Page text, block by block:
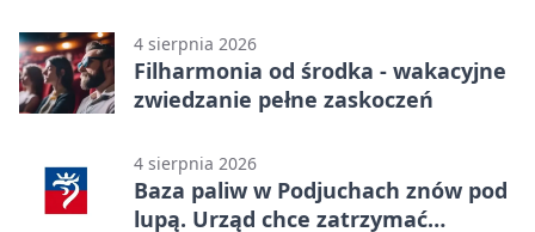
4 sierpnia 2026
Filharmonia od środka - wakacyjne
zwiedzanie pełne zaskoczeń
4 sierpnia 2026
Baza paliw w Podjuchach znów pod
lupą. Urząd chce zatrzymać